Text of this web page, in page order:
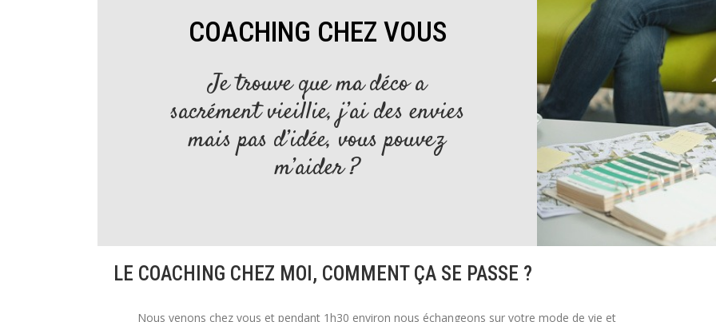
COACHING CHEZ VOUS
Je trouve que ma déco a
sacrément vieillie, j’ai des envies
mais pas d’idée, vous pouvez
m’aider ?
LE COACHING CHEZ MOI, COMMENT ÇA SE PASSE ?
Nous venons chez vous et pendant 1h30 environ nous échangeons sur votre mode de vie et